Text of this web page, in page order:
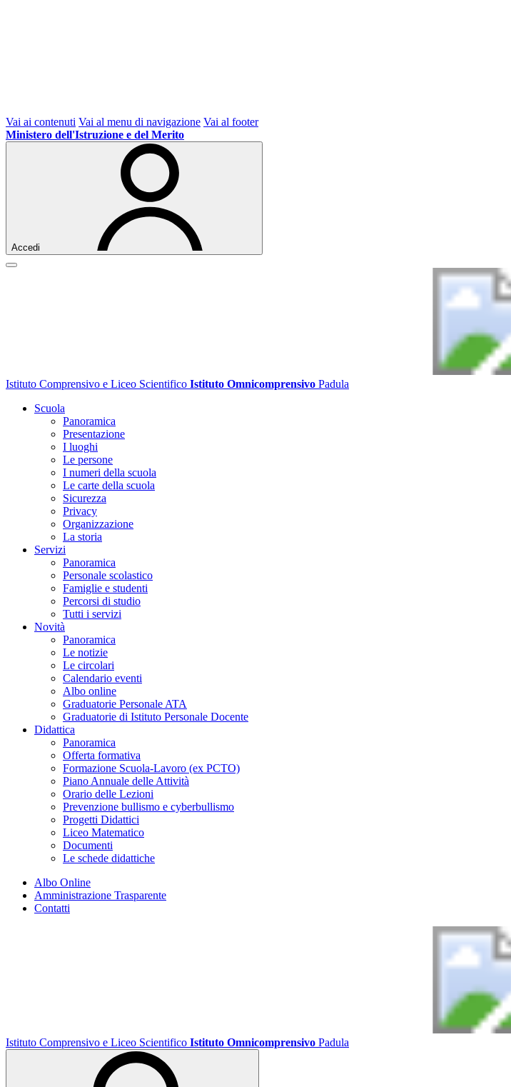
Vai ai contenuti Vai al menu di navigazione Vai al footer
Ministero dell'Istruzione e del Merito
Accedi
Istituto Comprensivo e Liceo Scientifico Istituto Omnicomprensivo Padula
Scuola
Panoramica
Presentazione
I luoghi
Le persone
I numeri della scuola
Le carte della scuola
Sicurezza
Privacy
Organizzazione
La storia
Servizi
Panoramica
Personale scolastico
Famiglie e studenti
Percorsi di studio
Tutti i servizi
Novità
Panoramica
Le notizie
Le circolari
Calendario eventi
Albo online
Graduatorie Personale ATA
Graduatorie di Istituto Personale Docente
Didattica
Panoramica
Offerta formativa
Formazione Scuola-Lavoro (ex PCTO)
Piano Annuale delle Attività
Orario delle Lezioni
Prevenzione bullismo e cyberbullismo
Progetti Didattici
Liceo Matematico
Documenti
Le schede didattiche
Albo Online
Amministrazione Trasparente
Contatti
Istituto Comprensivo e Liceo Scientifico Istituto Omnicomprensivo Padula